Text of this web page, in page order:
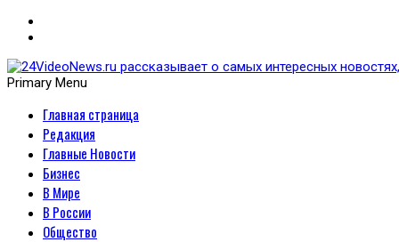
24VideoNews.ru
политики, экономики,
Primary Menu
Главная страница
Редакция
Главные Новости
Бизнес
В Мире
В России
Общество